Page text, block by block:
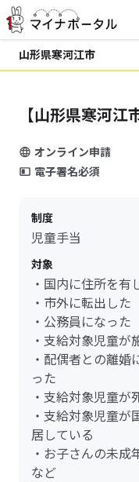
山形県寒河江市
【山形県寒河
オンライン申請
電子署名必須
制度
児童手当
対象
・国内に住所を有
・市外に転出した
・公務員になった
・支給対象児童
・配偶者との離
った
・支給対象児童が
・支給対象児童
居している
・お子さんの未成
など